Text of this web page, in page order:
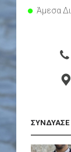
Άμεσα
ΣΥΝΔΥΑΣΕ